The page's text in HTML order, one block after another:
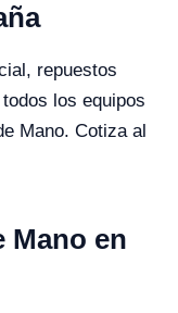
repuestos
los equipos
Mano. Cotiza al
Mano en